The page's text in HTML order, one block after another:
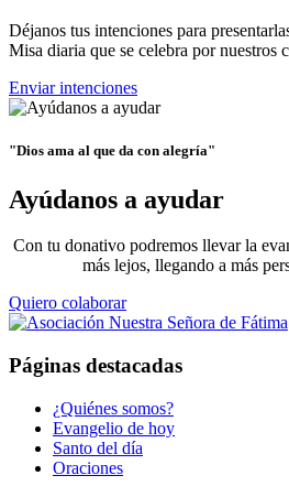
Déjanos tus intenciones para
Misa diaria que se celebra por nuestros
Enviar intenciones
"Dios ama al que da con alegría"
Ayúdanos a ayudar
Con tu donativo podremos llevar la
más lejos, llegando a más
Quiero colaborar
Páginas destacadas
¿Quiénes somos?
Evangelio de hoy
Santo del día
Oraciones